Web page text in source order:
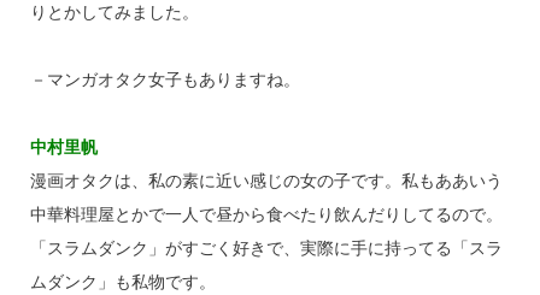
りとかしてみました。
－マンガオタク女子もありますね。
中村里帆
漫画オタクは、私の素に近い感じの女の子です。私もああいう
中華料理屋とかで一人で昼から食べたり飲んだりしてるので。
「スラムダンク」がすごく好きで、実際に手に持ってる「スラ
ムダンク」も私物です。